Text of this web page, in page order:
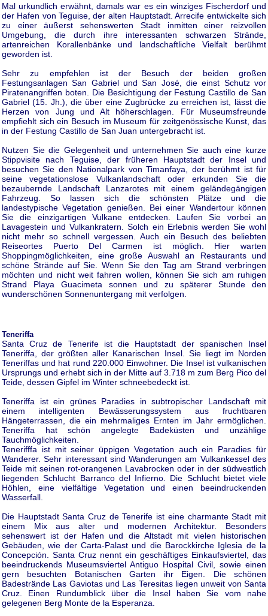
Mal urkundlich erwähnt, damals war es ein winziges Fischerdorf und
der Hafen von Teguise, der alten Hauptstadt. Arrecife entwickelte sich
zu einer äußerst sehenswerten Stadt inmitten einer reizvollen
Umgebung, die durch ihre interessanten schwarzen Strände,
artenreichen Korallenbänke und landschaftliche Vielfalt berühmt
geworden ist.
Sehr zu empfehlen ist der Besuch der beiden großen
Festungsanlagen San Gabriel und San José, die einst Schutz vor
Piratenangriffen boten. Die Besichtigung der Festung Castillo de San
Gabriel (15. Jh.), die über eine Zugbrücke zu erreichen ist, lässt die
Herzen von Jung und Alt höherschlagen. Für Museumsfreunde
empfiehlt sich ein Besuch im Museum für zeitgenössische Kunst, das
in der Festung Castillo de San Juan untergebracht ist.
Nutzen Sie die Gelegenheit und unternehmen Sie auch eine kurze
Stippvisite nach Teguise, der früheren Hauptstadt der Insel und
besuchen Sie den Nationalpark von Timanfaya, der berühmt ist für
seine vegetationslose Vulkanlandschaft oder erkunden Sie die
bezaubernde Landschaft Lanzarotes mit einem geländegängigen
Fahrzeug. So lassen sich die schönsten Plätze und die
landestypische Vegetation genießen. Bei einer Wandertour können
Sie die einzigartigen Vulkane entdecken. Laufen Sie vorbei an
Lavagestein und Vulkankratern. Solch ein Erlebnis werden Sie wohl
nicht mehr so schnell vergessen. Auch ein Besuch des beliebten
Reiseortes Puerto Del Carmen ist möglich. Hier warten
Shoppingmöglichkeiten, eine große Auswahl an Restaurants und
schöne Strände auf Sie. Wenn Sie den Tag am Strand verbringen
möchten und nicht weit fahren wollen, können Sie sich am ruhigen
Strand Playa Guacimeta sonnen und zu späterer Stunde den
wunderschönen Sonnenuntergang mit verfolgen.
Teneriffa
Santa Cruz de Tenerife ist die Hauptstadt der spanischen Insel
Teneriffa, der größten aller Kanarischen Insel. Sie liegt im Norden
Teneriffas und hat rund 220.000 Einwohner. Die Insel ist vulkanischen
Ursprungs und erhebt sich in der Mitte auf 3.718 m zum Berg Pico del
Teide, dessen Gipfel im Winter schneebedeckt ist.
Teneriffa ist ein grünes Paradies in subtropischer Landschaft mit
einem intelligenten Bewässerungssystem aus fruchtbaren
Hängeterrassen, die ein mehrmaliges Ernten im Jahr ermöglichen.
Teneriffa hat schön angelegte Badeküsten und unzählige
Tauchmöglichkeiten.
Tenerifffa ist mit seiner üppigen Vegetation auch ein Paradies für
Wanderer. Sehr interessant sind Wanderungen am Vulkankessel des
Teide mit seinen rot-orangenen Lavabrocken oder in der südwestlich
liegenden Schlucht Barranco del Infierno. Die Schlucht bietet viele
Höhlen, eine vielfältige Vegetation und einen beeindruckenden
Wasserfall.
Die Hauptstadt Santa Cruz de Tenerife ist eine charmante Stadt mit
einem Mix aus alter und modernen Architektur. Besonders
sehenswert ist der Hafen und die Altstadt mit vielen historischen
Gebäuden, wie der Carta-Palast und die Barockkirche Iglesia de la
Concepción. Santa Cruz nennt ein geschäftiges Einkaufsviertel, das
beeindruckends Museumsviertel Antiguo Hospital Civil, sowie einen
gern besuchten Botanischen Garten ihr Eigen. Die schönen
Badestrände Las Gaviotas und Las Teresitas liegen unweit von Santa
Cruz. Einen Rundumblick über die Insel haben Sie vom nahe
gelegenen Berg Monte de la Esperanza.